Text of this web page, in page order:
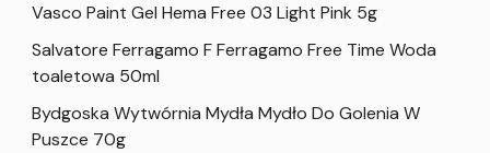
Vasco Paint Gel Hema Free 03 Light Pink 5g
Salvatore Ferragamo F Ferragamo Free Time Woda
toaletowa 50ml
Bydgoska Wytwórnia Mydła Mydło Do Golenia W
Puszce 70g